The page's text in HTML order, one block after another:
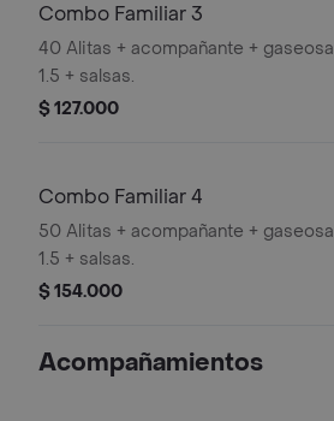
Combo Familiar 3
40 Alitas + acompañante + gaseosa
1.5 + salsas.
$ 127.000
Combo Familiar 4
50 Alitas + acompañante + gaseosa
1.5 + salsas.
$ 154.000
Acompañamientos